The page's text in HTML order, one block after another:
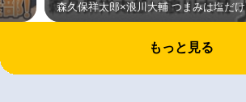
森久保祥太郎×浪川大輔 つまみは塩だけ
もっと見る